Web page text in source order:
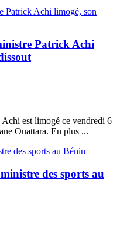
Patrick Achi
est limogé ce vendredi 6
Ouattara. En plus ...
des sports au